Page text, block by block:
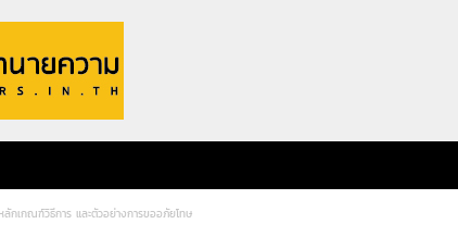
หลักเกณฑ์วิธีการ และตัวอย่างการขออภัยโทษ